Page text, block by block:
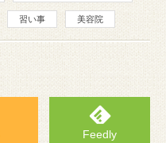
習い事 美容院
Feedly